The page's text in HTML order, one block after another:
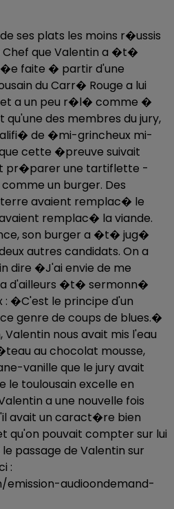
ses plats les moins r�ussis
que Valentin a �t�
faite � partir d'une
du Carr� Rouge a lui
a un peu r�l� comme �
des membres du jury,
de �mi-grincheux mi-
cette �preuve suivait
pr�parer une tartiflette -
un burger. Des
avaient remplac� le
remplac� la viande.
son burger a �t� jug�
autres candidats. On a
dire �J'ai envie de me
d'ailleurs �t� sermonn�
: �C'est le principe d'un
genre de coups de blues.�
nous avait mis l'eau
au chocolat mousse,
vanille que le jury avait
toulousain excelle en
a une nouvelle fois
avait un caract�re bien
qu'on pouvait compter sur lui
passage de Valentin sur
:
audioondemand-